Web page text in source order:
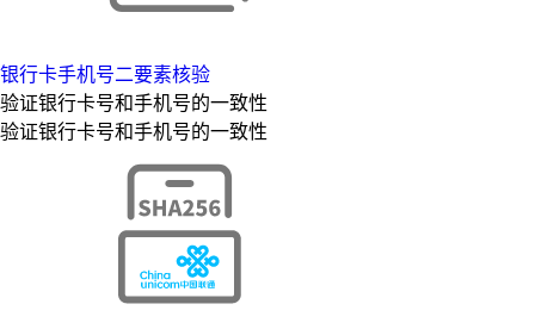
银行卡手机号二要素核验
验证银行卡号和手机号的一致性
验证银行卡号和手机号的一致性